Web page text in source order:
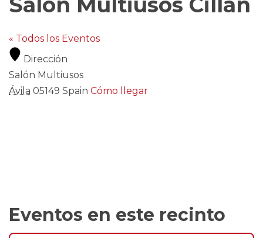
« Todos los Eventos
Dirección
Salón Multiusos
Ávila 05149 Spain Cómo llegar
Eventos en este recinto